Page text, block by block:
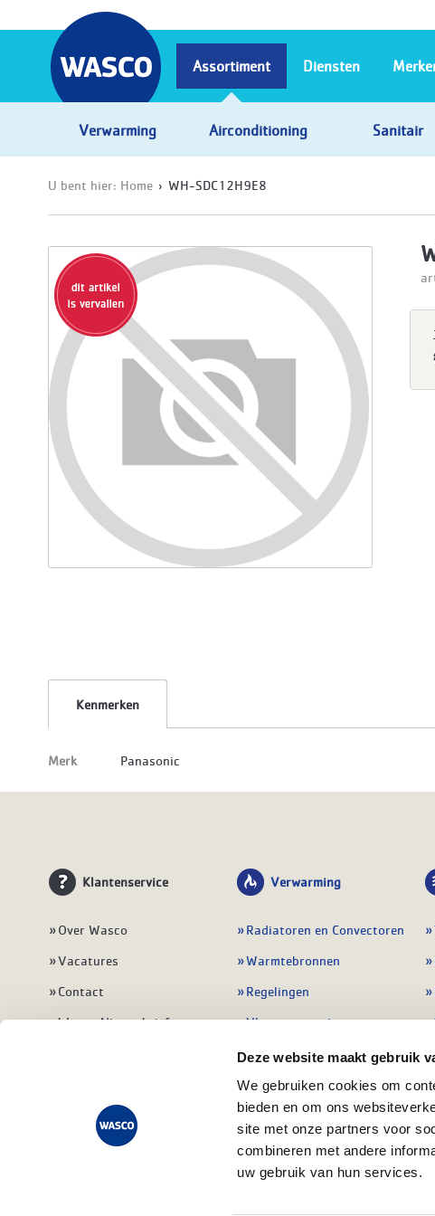
Deze website maakt gebruik
We gebruiken cookies om
bieden en om ons
site met onze partners voor
combineren met andere
uw gebruik van hun services.
Assortiment
Verwarming Airconditioning Sanitair
Diensten
U bent hier: Home WH-SDC12H9E8
Kenmerken
Merk Panasonic
Klantenservice
Over Wasco
Vacatures
Contact
Wasco Nieuwsbrief
Veelgestelde vragen
Verwarming
Radiatoren en Convectoren
Warmtebronnen
Regelingen
Vloerverwarming
Leidingwerk
Warmwatertoestellen
Alle verwarming